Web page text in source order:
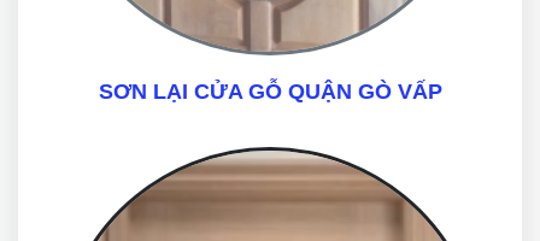
SƠN LẠI CỬA GỖ QUẬN GÒ VẤP